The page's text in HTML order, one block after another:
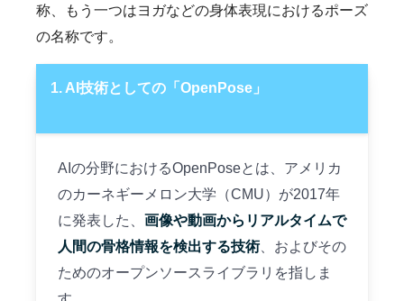
称、もう一つはヨガなどの身体表現におけるポーズ
の名称です。
1. AI技術としての「OpenPose」
AIの分野におけるOpenPoseとは、アメリカ
のカーネギーメロン大学（CMU）が2017年
に発表した、 画像や動画からリアルタイムで
人間の骨格情報を検出する技術、およびその
ためのオープンソースライブラリを指しま